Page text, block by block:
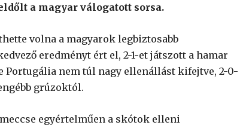
a magyar válogatott sorsa.
volna a magyarok legbiztosabb
eredményt ért el, 2-1-et játszott a hamar
Portugália nem túl nagy ellenállást kifejtve, 2-0-
grúzoktól.
egyértelműen a skótok elleni